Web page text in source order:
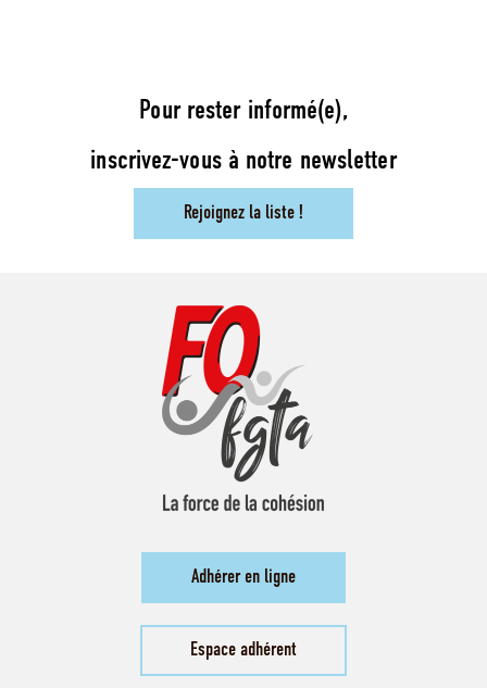
Pour rester informé(e),
inscrivez-vous à notre newsletter
Rejoignez la liste !
Adhérer en ligne
Espace adhérent